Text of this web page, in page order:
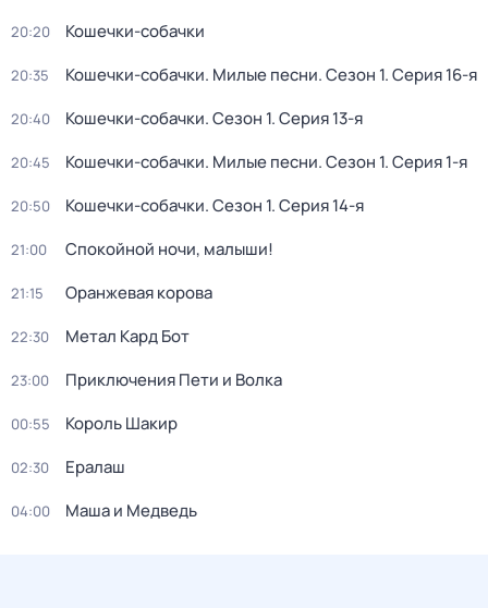
20:20 Кошечки-собачки
20:35 Кошечки-собачки. Милые песни. Сезон 1. Серия 16-я
20:40 Кошечки-собачки. Сезон 1. Серия 13-я
20:45 Кошечки-собачки. Милые песни. Сезон 1. Серия 1-я
20:50 Кошечки-собачки. Сезон 1. Серия 14-я
21:00 Спокойной ночи, малыши!
21:15 Оранжевая корова
22:30 Метал Кард Бот
23:00 Приключения Пети и Волка
00:55 Король Шакир
02:30 Ералаш
04:00 Маша и Медведь